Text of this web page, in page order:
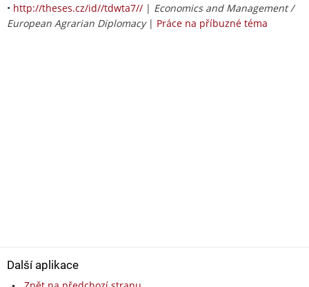
• http://theses.cz/id//tdwta7// | Economics and Management /
European Agrarian Diplomacy| Práce na příbuzné téma
Další aplikace